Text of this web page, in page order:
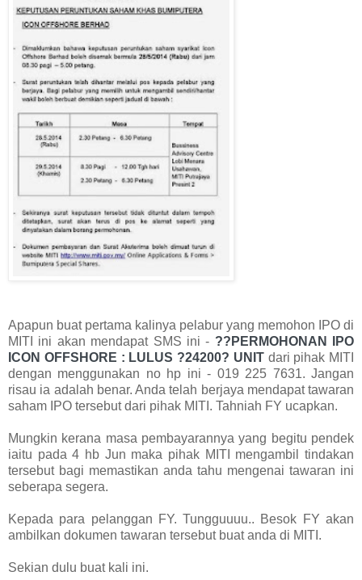
Apapun buat pertama kalinya pelabur yang memohon IPO di
MITI ini akan mendapat SMS ini - ??PERMOHONAN IPO
ICON OFFSHORE : LULUS ?24200? UNIT dari pihak MITI
dengan menggunakan no hp ini - 019 225 7631. Jangan
risau ia adalah benar. Anda telah berjaya mendapat tawaran
saham IPO tersebut dari pihak MITI. Tahniah FY ucapkan.
Mungkin kerana masa pembayarannya yang begitu pendek
iaitu pada 4 hb Jun maka pihak MITI mengambil tindakan
tersebut bagi memastikan anda tahu mengenai tawaran ini
seberapa segera.
Kepada para pelanggan FY. Tungguuuu.. Besok FY akan
ambilkan dokumen tawaran tersebut buat anda di MITI.
Sekian dulu buat kali ini.